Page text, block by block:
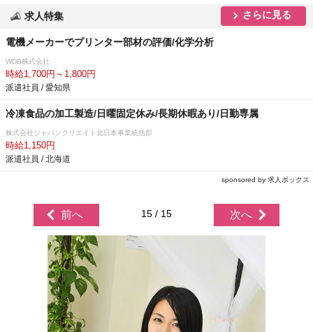
求人特集 さらに見る
電機メーカーでプリンター部材の評価/化学分析
WDB株式会社
時給1,700円～1,800円
派遣社員 / 愛知県
冷凍食品の加工製造/日曜固定休み/長期休暇あり/日勤専属
株式会社ジャパンクリエイト北日本事業統括部
時給1,150円
派遣社員 / 北海道
sponsored by 求人ボックス
前へ 15 / 15 次へ